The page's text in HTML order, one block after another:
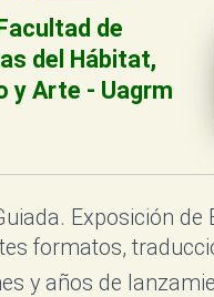
de
del Hábitat,
y Arte - Uagrm
Exposición de
formatos,
y años de